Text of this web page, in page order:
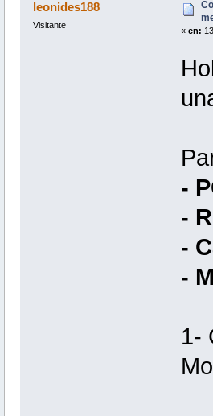
leonides188
Visitante
« en:
-
-
-
-
1-